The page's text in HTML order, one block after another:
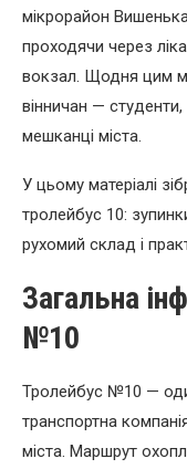
мікрорайон
проходячи через
вокзал. Щодня цим
вінничан —
мешканці міста.
У цьому матеріалі
тролейбус 10:
рухомий склад і
Загальна
№10
Тролейбус №10 —
транспортна
міста. Маршрут